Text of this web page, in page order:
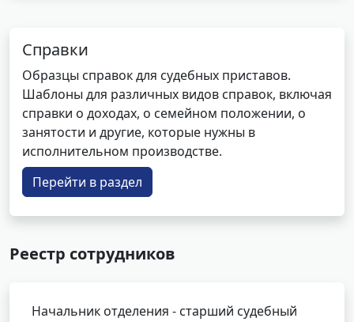
Справки
Образцы справок для судебных приставов.
Шаблоны для различных видов справок, включая
справки о доходах, о семейном положении, о
занятости и другие, которые нужны в
исполнительном производстве.
Перейти в раздел
Реестр сотрудников
Начальник отделения - старший судебный